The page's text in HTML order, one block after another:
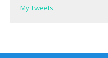
My Tweets